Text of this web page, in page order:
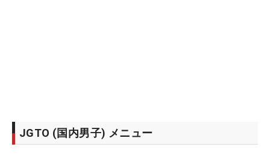
JGTO (国内男子) メニュー